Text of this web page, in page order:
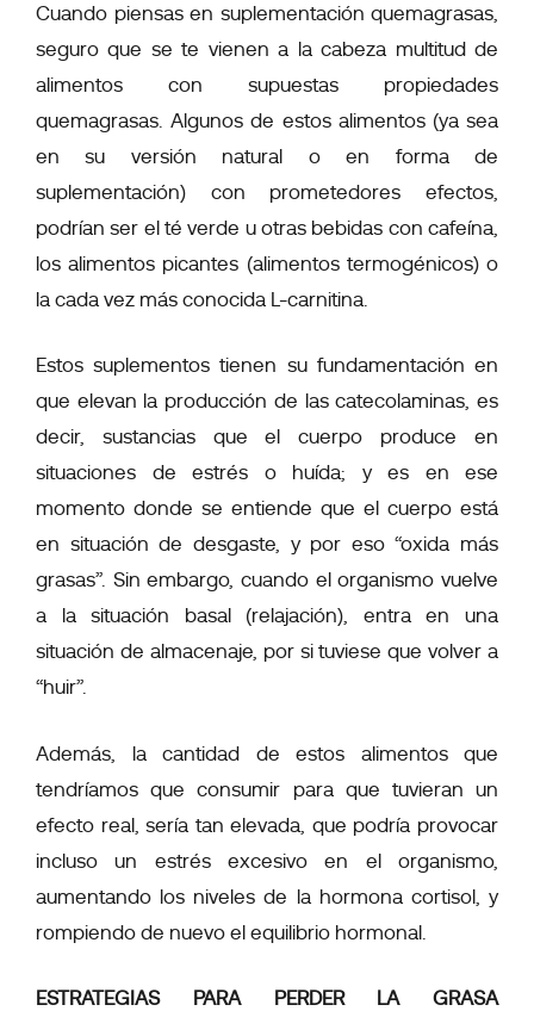
Cuando piensas en suplementación quemagrasas,
seguro que se te vienen a la cabeza multitud de
alimentos con supuestas propiedades
quemagrasas. Algunos de estos alimentos (ya sea
en su versión natural o en forma de
suplementación) con prometedores efectos,
podrían ser el té verde u otras bebidas con cafeína
losalimentos picantes (alimentos termogénicos) o
la cada vez más conocida L-carnitina
Estos suplementos tienen su fundamentación en
que elevan la producción de las catecolaminas, es
decir, sustancias que el cuerpo produce en
situaciones de estrés o huída; y es en ese
momento donde se entiende que el cuerpo está
en situación de desgaste, y por eso “oxida más
grasas”. Sin embargo, cuando el organismo vuelve
a la situación basal (relajación), entra en una
situación de almacenaje, por si tuviese que volver a
“huir”.
Además, la cantidad de estos alimentos que
tendríamos que consumir para que tuvieran un
efecto real, sería tan elevada, que podría provocar
incluso un estrés excesivo en el organismo,
aumentando los niveles de la hormona cortisol, y
rompiendo de nuevo el equilibrio hormonal.
ESTRATEGIAS PARA PERDER LA GRASA